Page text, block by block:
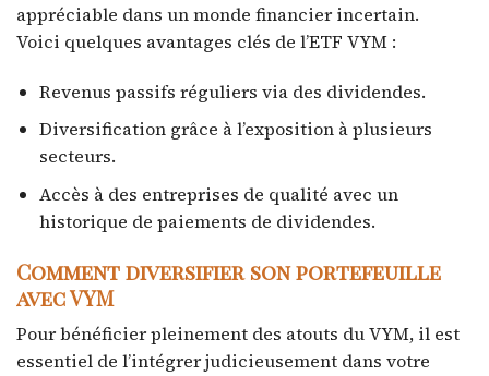
appréciable dans un monde financier incertain.
Voici quelques avantages clés de l’ETF VYM :
Revenus passifs réguliers via des dividendes.
Diversification grâce à l’exposition à plusieurs
secteurs.
Accès à des entreprises de qualité avec un
historique de paiements de dividendes.
Comment diversifier son portefeuille
avec VYM
Pour bénéficier pleinement des atouts du VYM, il est
essentiel de l’intégrer judicieusement dans votre